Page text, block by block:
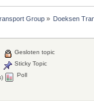
Group» Doeksen
Gesloten topic
Sticky Topic
Poll